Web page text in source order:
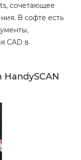
сочетающее
В софте есть
CAD в